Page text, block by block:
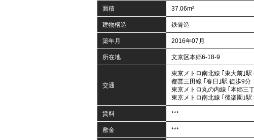
面積 37.06m²
建物構造 鉄骨造
築年月 2016年07月
所在地 文京区本郷6-18-9
交通
東京メトロ南北線 ｢東大前｣駅
都営三田線 ｢春日｣駅 徒歩9分
東京メトロ丸の内線 ｢本郷三
東京メトロ南北線 ｢後楽園｣駅
賃料 ***
敷金 ***